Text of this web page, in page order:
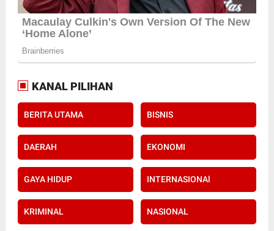
KANAL PILIHAN
BERITA UTAMA BISNIS
DAERAH EKONOMI
GAYA HIDUP INTERNASIONAl
KRIMINAL NASIONAL